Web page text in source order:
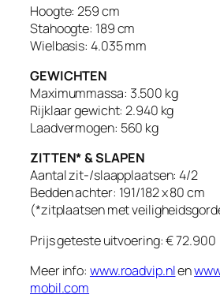
Hoogte: 259 cm
Stahoogte: 189 cm
Wielbasis: 4.035 mm
GEWICHTEN
Maximummassa: 3.500 kg
Rijklaar gewicht: 2.940 kg
Laadvermogen: 560 kg
ZITTEN* & SLAPEN
Aantal zit-/slaapplaatsen: 4/2
Bedden achter: 191/182 x 80 cm
(*zitplaatsen met
Prijs geteste uitvoering: € 72.900
Meer info: www.roadvip.nlen
mobil.com